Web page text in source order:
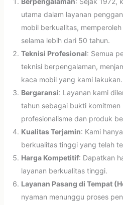
utama dalam layanan
mobil berkualitas,
selama lebih dari 50 tahun.
Teknisi Profesional: Semua
teknisi berpengalaman,
kaca mobil yang kami lakukan.
Bergaransi: Layanan kami
tahun sebagai bukti komitmen
profesionalisme dan produk
Kualitas Terjamin: Kami
berkualitas tinggi yang telah
Harga Kompetitif: Dapatkan
layanan berkualitas tinggi.
Layanan Pasang di Tempat
nyaman menunggu proses